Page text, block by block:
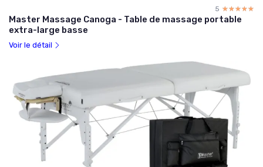
5 ☆☆☆☆☆
★★★★★
Master Massage Canoga - Table de massage portable
extra-large basse
Voir le détail